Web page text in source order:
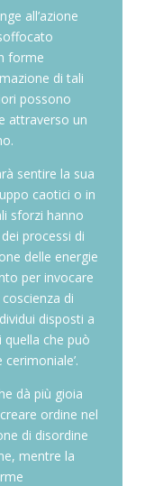
all’azione
forme
di tali
possono
attraverso un
sentire la sua
caotici o in
sforzi hanno
processi di
delle energie
per invocare
di
disposti a
che può
dà più gioia
ordine nel
di disordine
mentre la